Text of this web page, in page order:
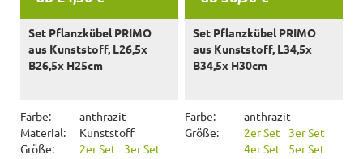
Set Pflanzkübel PRIMO
aus Kunststoff, L26,5x
B26,5x H25cm
Farbe:
anthrazit
Material:
Kunststoff
Größe:
2er Set
3er Set
Set Pflanzkübel PRIMO
aus Kunststoff, L34,5x
B34,5x H30cm
Farbe:
anthrazit
Größe:
2er Set
3er Set
4er Set
5er Set